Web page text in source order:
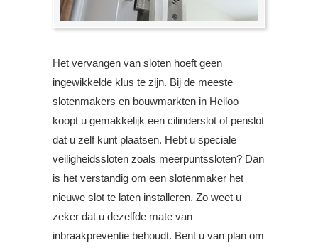
Het vervangen van sloten hoeft geen
ingewikkelde klus te zijn. Bij de meeste
slotenmakers en bouwmarkten in Heiloo
koopt u gemakkelijk een cilinderslot of penslot
dat u zelf kunt plaatsen. Hebt u speciale
veiligheidssloten zoals meerpuntssloten? Dan
is het verstandig om een slotenmaker het
nieuwe slot te laten installeren. Zo weet u
zeker dat u dezelfde mate van
inbraakpreventie behoudt. Bent u van plan om